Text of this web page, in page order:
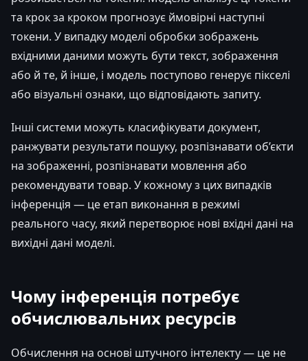
та крок за кроком прогнозує ймовірні наступні
токени. У випадку моделі обробки зображень
вхідними даними можуть бути текст, зображення
або й те, й інше, і модель поступово генерує пікселі
або візуальні ознаки, що відповідають запиту.
Інші системи можуть класифікувати документ,
ранжувати результати пошуку, розпізнавати об’єкти
на зображенні, розпізнавати мовлення або
рекомендувати товар. У кожному з цих випадків
інференція — це етап виконання в режимі
реального часу, який перетворює нові вхідні дані на
вихідні дані моделі.
Чому інференція потребує
обчислювальних ресурсів
Обчислення на основі штучного інтелекту — це не